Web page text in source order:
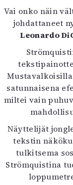
Vai onko näin
johdattaneet
Leonardo
satunnaisena
miltei vain
Näyttelijät
tekstin
tulkitsema
Strömquistina